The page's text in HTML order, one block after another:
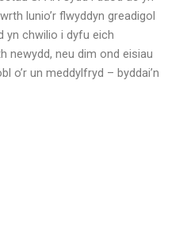
lunio’r flwyddyn greadigol
yn chwilio i dyfu eich
newydd, neu dim ond eisiau
o’r un meddylfryd – byddai’n